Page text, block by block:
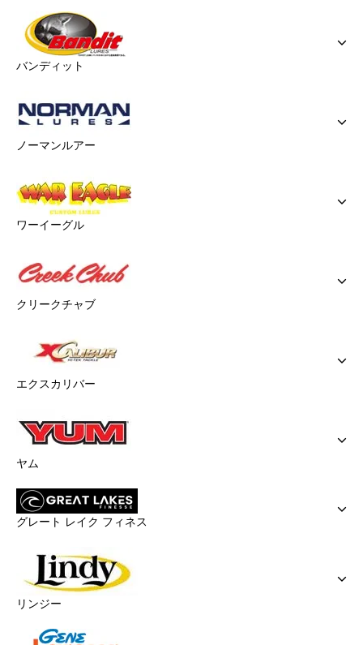
バンディット
ノーマンルアー
ワーイーグル
クリークチャブ
エクスカリバー
ヤム
グレート レイク フィネス
リンジー